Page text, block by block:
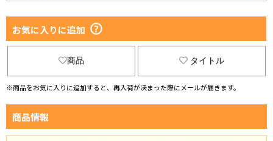
お気に入りに追加
商品 タイトル
※商品をお気に入りに追加すると、再入荷が決まった際にメールが届きます。
商品情報